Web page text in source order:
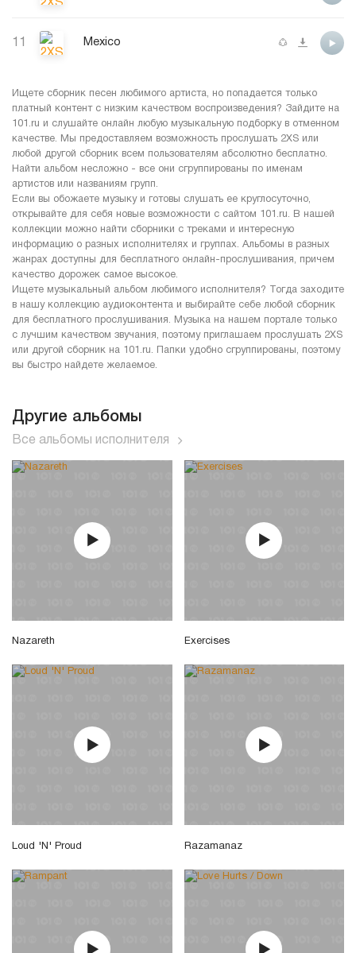
11 Mexico
Ищете сборник песен любимого артиста, но попадается только
платный контент с низким качеством воспроизведения? Зайдите на
101.ru и слушайте онлайн любую музыкальную подборку в отменном
качестве. Мы предоставляем возможность прослушать 2XS или
любой другой сборник всем пользователям абсолютно бесплатно.
Найти альбом несложно - все они сгруппированы по именам
артистов или названиям групп.
Если вы обожаете музыку и готовы слушать ее круглосуточно,
открывайте для себя новые возможности с сайтом 101.ru. В нашей
коллекции можно найти сборники с треками и интересную
информацию о разных исполнителях и группах. Альбомы в разных
жанрах доступны для бесплатного онлайн-прослушивания, причем
качество дорожек самое высокое.
Ищете музыкальный альбом любимого исполнителя? Тогда заходите
в нашу коллекцию аудиоконтента и выбирайте себе любой сборник
для бесплатного прослушивания. Музыка на нашем портале только
с лучшим качеством звучания, поэтому приглашаем прослушать 2XS
или другой сборник на 101.ru. Папки удобно сгруппированы, поэтому
вы быстро найдете желаемое.
Другие альбомы
Все альбомы исполнителя
Nazareth Exercises
Loud 'N' Proud Razamanaz